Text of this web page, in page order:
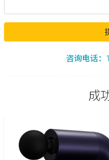
咨询电话：
成